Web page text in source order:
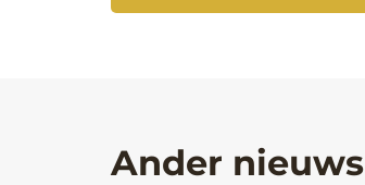
Ander nieuws